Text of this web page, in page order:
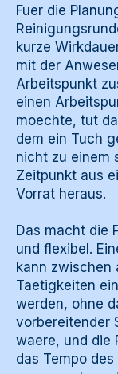
Fuer die
kurze
mit der
Arbeitspunkt
einen
moechte, tut
dem ein Tuch
nicht zu einem
Zeitpunkt aus
Vorrat heraus.
Das macht die
und flexibel.
kann zwischen
Taetigkeiten
werden, ohne
vorbereitender
waere, und die
das Tempo